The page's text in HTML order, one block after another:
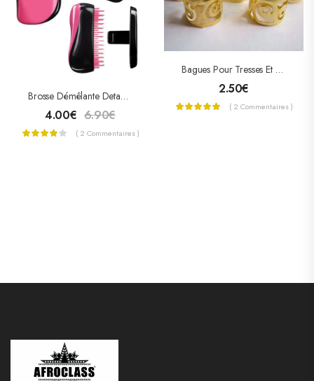
Brosse Démêlante Detangling HairBrush
4.00€ 6.90€
( 2 Commentaires )
Bagues Pour Tresses Et Locks
2.50€
( 2 Commentaires )